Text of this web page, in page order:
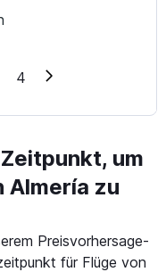
4
um
Almería zu
Preisvorhersage-
für Flüge von